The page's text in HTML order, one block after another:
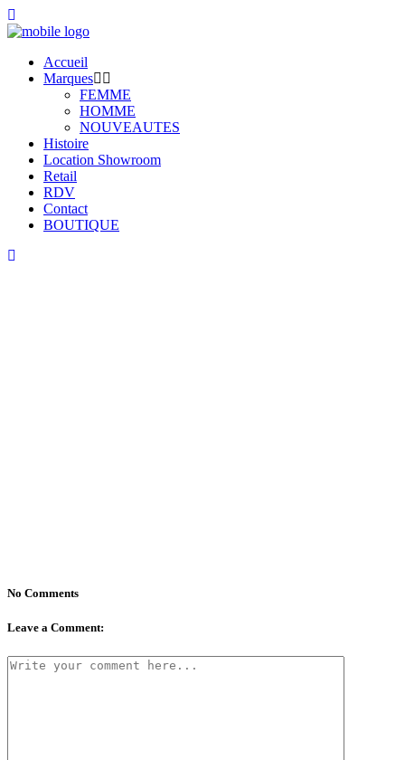
Accueil
Marques
FEMME
HOMME
NOUVEAUTES
Histoire
Location Showroom
Retail
RDV
Contact
BOUTIQUE
No Comments
Leave a Comment: